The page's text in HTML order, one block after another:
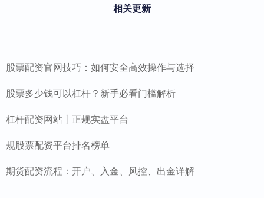
相关更新
股票配资官网技巧：如何安全高效操作与选择
股票多少钱可以杠杆？新手必看门槛解析
杠杆配资网站丨正规实盘平台
规股票配资平台排名榜单
期货配资流程：开户、入金、风控、出金详解